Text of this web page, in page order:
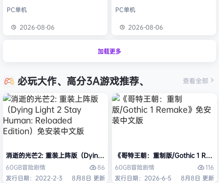
PC单机
2026-08-06
PC单机
2026-08-06
加载更多
必玩大作、高分3A游戏推荐、 查看全部
消逝的光芒2: 重装上阵版（Dying Light 2 Stay Human: Reloaded
60GB冒险剧情
86
发行日期：2022-2-3
8月8日 更新
《哥特王朝：重制版/Gothic 1
60GB冒险剧情
116
发行日期：2026-6-5
8月8日 更新